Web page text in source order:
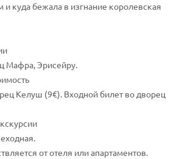
куда бежала в изгнание королевская
Мафра, Эрисейру.
Келуш (9€). Входной билет во дворец
от отеля или апартаментов.